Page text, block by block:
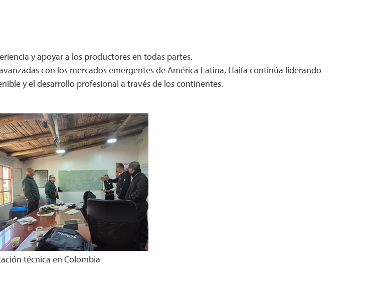
y apoyar a los productores en todas partes.
con los mercados emergentes de América Latina, Haifa continúa liderando
y el desarrollo profesional a través de los continentes.
técnica en Colombia